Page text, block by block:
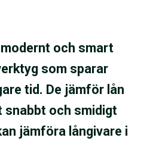
och smart
som sparar
tid. De jämför lån
snabbt och smidigt
jämföra långivare i